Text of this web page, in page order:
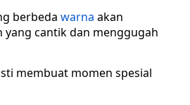
berbeda warna akan
cantik dan menggugah
membuat momen spesial